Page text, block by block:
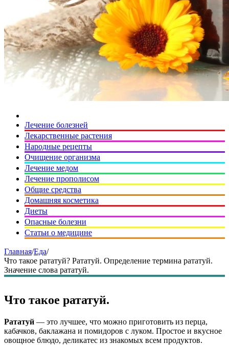
Лечение болезней
Лекарственные растения
Народные рецепты
Очищение организма
Лечение медом
Лечение прополисом
Общие средства
Домашняя косметика
Диеты
Опасные болезни
Статьи о медицине
Главная/Еда/
Что такое рататуй? Рататуй. Определение термина рататуй.
Значение слова рататуй.
Что такое рататуй.
Рататуй — это лучшее, что можно приготовить из перца,
кабачков, баклажана и помидоров с луком. Простое и вкусное
овощное блюдо, деликатес из знакомых всем продуктов.